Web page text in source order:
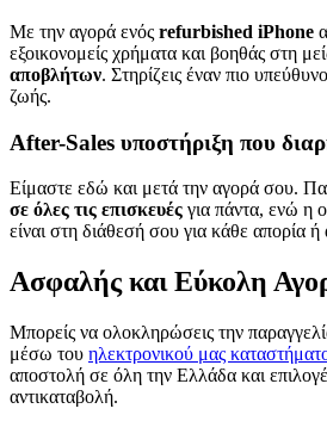
Με την αγορά ενός refurbished iPhone
εξοικονομείς χρήματα και βοηθάς στη
αποβλήτων. Στηρίζεις έναν πιο
ζωής.
After-Sales υποστήριξη που
Είμαστε εδώ και μετά την αγορά σου.
σε όλες τις επισκευές για πάντα, ενώ η
είναι στη διάθεσή σου για κάθε απορία
Ασφαλής και Εύκολη
Μπορείς να ολοκληρώσεις την
μέσω του ηλεκτρονικού μας
αποστολή σε όλη την Ελλάδα και
αντικαταβολή.